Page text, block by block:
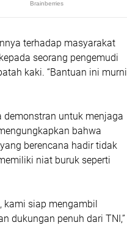
terhadap masyarakat
seorang pengemudi
kaki. “Bantuan ini murni
demonstran untuk menjaga
bahwa
berencana hadir tidak
niat buruk seperti
kami siap mengambil
dukungan penuh dari TNI,”